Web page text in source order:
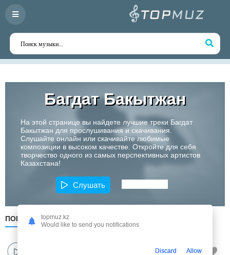
Багдат Бакытжан
На этой странице вы найдете лучшие треки Багдат
Бакытжан для прослушивания и скачивания.
Слушайте онлайн или скачивайте любимые
композиции в высоком качестве. Откройте для себя
творчество одного из самых перспективных артистов
Казахстана!
Слушать
ПОПУЛЯРНЫЕ
03:44
topmuz.kz
Would like to send you notifications
Discard Allow